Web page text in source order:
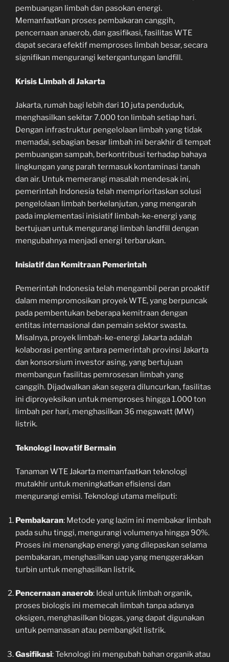
pembuangan limbah dan pasokan energi.
Memanfaatkan proses pembakaran canggih,
pencernaan anaerob, dan gasifikasi, fasilitas WTE
dapat secara efektif memproses limbah besar, secara
signifikan mengurangi ketergantungan landfill.
Krisis Limbah di Jakarta
Jakarta, rumah bagi lebih dari 10 juta penduduk,
menghasilkan sekitar 7.000 ton limbah setiap hari.
Dengan infrastruktur pengelolaan limbah yang tidak
memadai, sebagian besar limbah ini berakhir di tempat
pembuangan sampah, berkontribusi terhadap bahaya
lingkungan yang parah termasuk kontaminasi tanah
dan air. Untuk memerangi masalah mendesak ini,
pemerintah Indonesia telah memprioritaskan solusi
pengelolaan limbah berkelanjutan, yang mengarah
pada implementasi inisiatif limbah-ke-energi yang
bertujuan untuk mengurangi limbah landfill dengan
mengubahnya menjadi energi terbarukan.
Inisiatif dan Kemitraan Pemerintah
Pemerintah Indonesia telah mengambil peran proaktif
dalam mempromosikan proyek WTE, yang berpuncak
pada pembentukan beberapa kemitraan dengan
entitas internasional dan pemain sektor swasta.
Misalnya, proyek limbah-ke-energi Jakarta adalah
kolaborasi penting antara pemerintah provinsi Jakarta
dan konsorsium investor asing, yang bertujuan
membangun fasilitas pemrosesan limbah yang
canggih. Dijadwalkan akan segera diluncurkan, fasilitas
ini diproyeksikan untuk memproses hingga 1.000 ton
limbah per hari, menghasilkan 36 megawatt (MW)
listrik.
Teknologi Inovatif Bermain
Tanaman WTE Jakarta memanfaatkan teknologi
mutakhir untuk meningkatkan efisiensi dan
mengurangi emisi. Teknologi utama meliputi:
Pembakaran: Metode yang lazim ini membakar limbah
pada suhu tinggi, mengurangi volumenya hingga 90%.
Proses ini menangkap energi yang dilepaskan selama
pembakaran, menghasilkan uap yang menggerakkan
turbin untuk menghasilkan listrik.
Pencernaan anaerob: Ideal untuk limbah organik,
proses biologis ini memecah limbah tanpa adanya
oksigen, menghasilkan biogas, yang dapat digunakan
untuk pemanasan atau pembangkit listrik.
Gasifikasi: Teknologi ini mengubah bahan organik atau